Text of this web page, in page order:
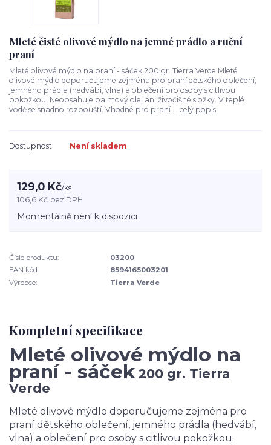
Mleté čisté olivové mýdlo na jemné prádlo a ruční
praní
Mleté olivové mýdlo na praní - sáček 200 gr. Tierra Verde Mleté
olivové mýdlo doporučujeme zejména pro praní dětského oblečení,
jemného prádla (hedvábí, vlna) a oblečení pro osoby s citlivou
pokožkou. Neobsahuje palmový olej ani živočišné složky. V teplé
vodě se snadno rozpouští. Vhodné pro praní ... celý popis
Dostupnost Není skladem
129,0 Kč/ks
106,6 Kč bez DPH
Momentálně není k dispozici
Číslo produktu:
03200
EAN kód:
8594165003201
Výrobce:
Tierra Verde
Kompletní specifikace
Mleté olivové mýdlo na
praní - sáček200 gr. Tierra
Verde
Mleté olivové mýdlo doporučujeme zejména pro
praní dětského oblečení, jemného prádla (hedvábí,
vlna) a oblečení pro osoby s citlivou pokožkou.